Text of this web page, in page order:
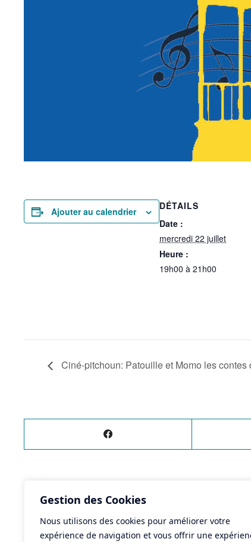
Gestion des Cookies
Nous utilisons des cookies pour améliorer votre
expérience de navigation et vous offrir une
Ajouter au calendrier
DÉTAILS
Date :
mercredi 22 juillet
Heure :
19h00 à 21h00
Ciné-pitchoun: Patouille et Momo les contes
ÉVÈNEMENT PRÉCÉDENT